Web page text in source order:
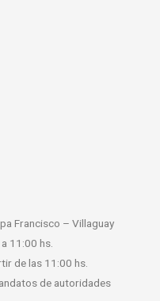
Francisco – Villaguay
11:00 hs.
de las 11:00 hs.
de autoridades